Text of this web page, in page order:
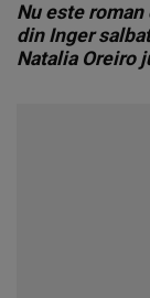
Nu este
din Inger
Natalia Oreiro